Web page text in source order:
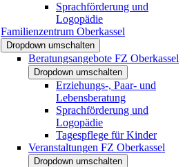
Sprachförderung und
Logopädie
Familienzentrum Oberkassel
Dropdown umschalten
Beratungsangebote FZ Oberkassel
Dropdown umschalten
Erziehungs-, Paar- und
Lebensberatung
Sprachförderung und
Logopädie
Tagespflege für Kinder
Veranstaltungen FZ Oberkassel
Dropdown umschalten